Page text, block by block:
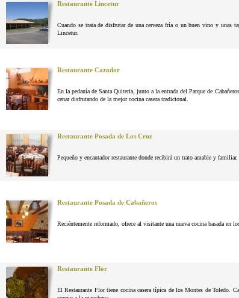
Restaurante Lincetur
Cuando se trata de disfrutar de una cerveza fría o un buen vino y unas
Lincetur.
Restaurante Cazador
En la pedanía de Santa Quiteria, junto a la entrada del Parque de
cenar disfrutando de la mejor cocina casera tradicional.
Restaurante Posada de Los Cruz
Pequeño y encantador restaurante donde recibirá un trato amable y
Restaurante Posada de Cabañeros
Reciéntemente reformado, ofrece al visitante una nueva cocina basada en
Restaurante Flor
El Restaurante Flor tiene cocina casera típica de los Montes de Toledo.